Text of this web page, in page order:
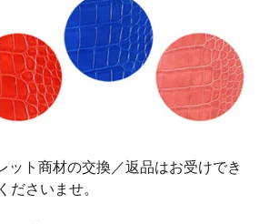
ット商材の交換／返品はお受けでき
ださいませ。